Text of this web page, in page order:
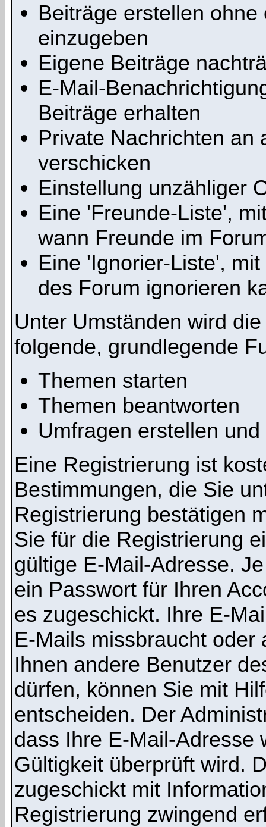
Beiträge erstellen
einzugeben
Eigene Beiträge
E-Mail-
Beiträge erhalten
Private Nachrichten an
verschicken
Einstellung unzähliger
Eine 'Freunde-Liste',
wann Freunde im
Eine 'Ignorier-Liste',
des Forum ignorieren
Unter Umständen wird
folgende, grundlegende
Themen starten
Themen beantworten
Umfragen erstellen
Eine Registrierung ist
Bestimmungen, die Sie
Registrierung bestätigen
Sie für die Registrierung
gültige E-Mail-Adresse.
ein Passwort für Ihren
es zugeschickt. Ihre E-
E-Mails missbraucht
Ihnen andere Benutzer
dürfen, können Sie mit
entscheiden. Der
dass Ihre E-Mail-Adresse
Gültigkeit überprüft wird.
zugeschickt mit
Registrierung zwingend